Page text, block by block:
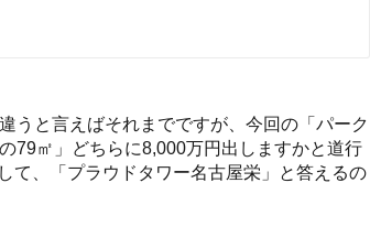
うと言えばそれまでですが、今回の「パーク
79㎡」どちらに8,000万円出しますかと道行
て、「プラウドタワー名古屋栄」と答えるの